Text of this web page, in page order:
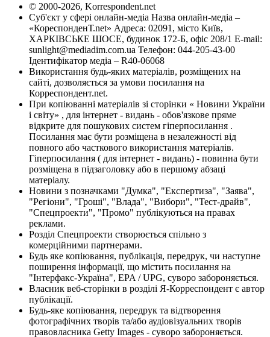
© 2000-2026, Korrespondent.net
Суб'єкт у сфері онлайн-медіа Назва онлайн-медіа –
«КореспонденТ.net» Адреса: 02091, місто Київ,
ХАРКІВСЬКЕ ШОСЕ, будинок 172-Б, офіс 208/1 E-mail:
sunlight@mediadim.com.ua Телефон: 044-205-43-00
Ідентифікатор медіа – R40-06068
Використання будь-яких матеріалів, розміщених на
сайті, дозволяється за умови посилання на
Корреспондент.net.
При копіюванні матеріалів зі сторінки « Новини України
і світу» , для інтернет - видань - обов'язкове пряме
відкрите для пошукових систем гіперпосилання .
Посилання має бути розміщена в незалежності від
повного або часткового використання матеріалів.
Гіперпосилання ( для інтернет - видань) - повинна бути
розміщена в підзаголовку або в першому абзаці
матеріалу.
Новини з позначками "Думка", "Експертиза", "Заява",
"Регіони", "Гроші", "Влада", "Вибори", "Тест-драйв",
"Спецпроекти", "Промо" публікуються на правах
реклами.
Розділ Спецпроекти створюється спільно з
комерційними партнерами.
Будь яке копіювання, публікація, передрук, чи наступне
поширення інформації, що містить посилання на
"Інтерфакс-Україна", EPA / UPG, суворо забороняється.
Власник веб-сторінки в розділі Я-Корреспондент є автор
публікації.
Будь-яке копіювання, передрук та відтворення
фотографічних творів та/або аудіовізуальних творів
правовласника Getty Images - суворо забороняється.